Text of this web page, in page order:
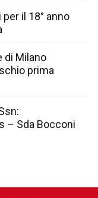
il 18° anno
di Milano
prima
– Sda Bocconi